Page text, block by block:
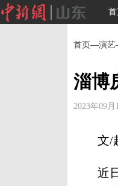
首
首页—演艺
淄博
2023年09
文/
近日